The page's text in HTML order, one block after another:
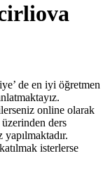
de en iyi öğretmen
online olarak
üzerinden ders
yapılmaktadır.
isterlerse